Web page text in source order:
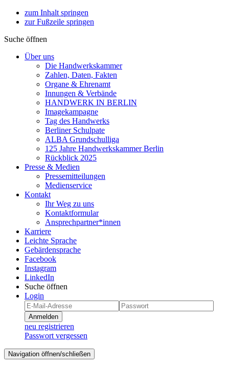
zum Inhalt springen
zur Fußzeile springen
Suche öffnen
Über uns
Die Handwerkskammer
Zahlen, Daten, Fakten
Organe & Ehrenamt
Innungen & Verbände
HANDWERK IN BERLIN
Imagekampagne
Tag des Handwerks
Berliner Schulpate
ALBA Grundschulliga
125 Jahre Handwerkskammer Berlin
Rückblick 2025
Presse & Medien
Pressemitteilungen
Medienservice
Kontakt
Ihr Weg zu uns
Kontaktformular
Ansprechpartner*innen
Karriere
Leichte Sprache
Gebärdensprache
Facebook
Instagram
LinkedIn
Suche öffnen
Login
Anmelden
neu registrieren
Passwort vergessen
Navigation öffnen/schließen